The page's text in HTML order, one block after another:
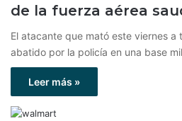
de la fuerza aérea
El atacante que mató este viernes a
abatido por la policía en una base
Leer más »